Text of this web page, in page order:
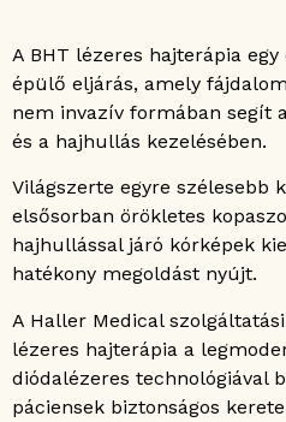
A BHT lézeres hajterápia
épülő eljárás, amely
nem invazív formában segít
és a hajhullás kezelésében.
Világszerte egyre szélesebb
elsősorban örökletes
hajhullással járó kórképek
hatékony megoldást nyújt.
A Haller Medical
lézeres hajterápia a
diódalézeres technológiával
páciensek biztonságos